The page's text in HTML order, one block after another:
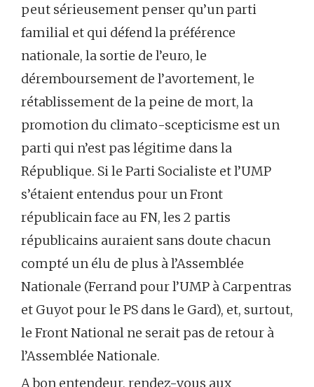
peut sérieusement penser qu’un parti
familial et qui défend la préférence
nationale, la sortie de l’euro, le
déremboursement de l’avortement, le
rétablissement de la peine de mort, la
promotion du climato-scepticisme est un
parti qui n’est pas légitime dans la
République. Si le Parti Socialiste et l’UMP
s’étaient entendus pour un Front
républicain face au FN, les 2 partis
républicains auraient sans doute chacun
compté un élu de plus à l’Assemblée
Nationale (Ferrand pour l’UMP à Carpentras
et Guyot pour le PS dans le Gard), et, surtout,
le Front National ne serait pas de retour à
l’Assemblée Nationale.
A bon entendeur, rendez-vous aux